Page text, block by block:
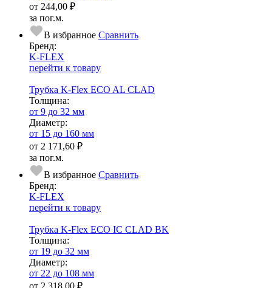
от 244,00 ₽
за пог.м.
В избранное Сравнить
Бренд:
K-FLEX
перейти к товару
Трубка K-Flex ECO AL CLAD
Тол­щи­на:
от 9 до 32 мм
Диаметр:
от 15 до 160 мм
от 2 171,60 ₽
за пог.м.
В избранное Сравнить
Бренд:
K-FLEX
перейти к товару
Трубка K-Flex ECO IC CLAD BK
Тол­щи­на:
от 19 до 32 мм
Диаметр:
от 22 до 108 мм